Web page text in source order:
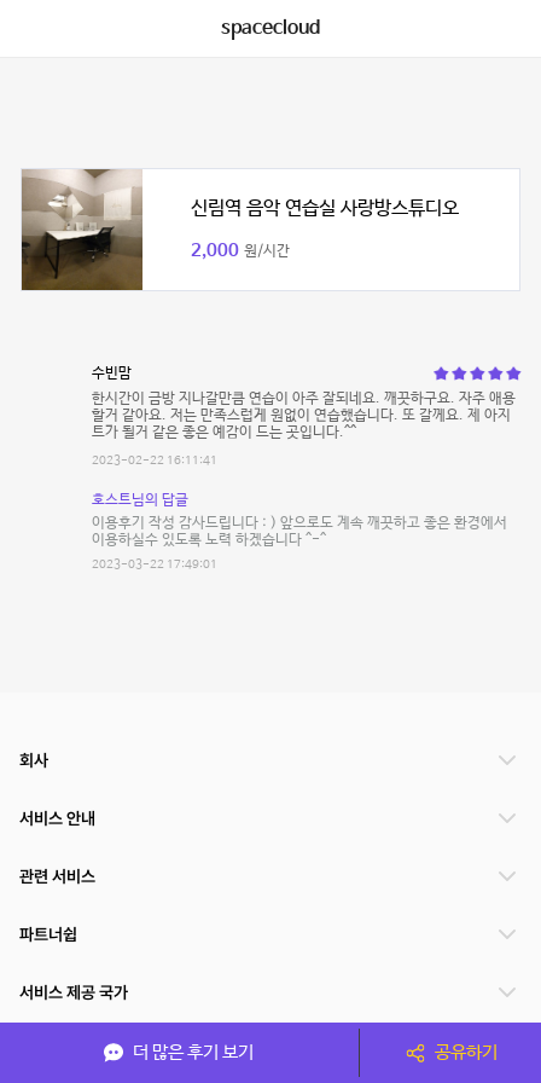
spacecloud
신림역 음악 연습실 사랑방스튜디오
2,000 원/시간
수빈맘
한시간이 금방 지나갈만큼 연습이 아주 잘되네요. 깨끗하구요. 자주 애용
할거 같아요. 저는 만족스럽게 원없이 연습했습니다. 또 갈께요. 제 아지
트가 될거 같은 좋은 예감이 드는 곳입니다.^^
2023-02-22 16:11:41
호스트님의 답글
이용후기 작성 감사드립니다 : ) 앞으로도 계속 깨끗하고 좋은 환경에서
이용하실수 있도록 노력 하겠습니다 ^-^
2023-03-22 17:49:01
더 많은 후기 보기 공유하기
회사
서비스 안내
관련 서비스
파트너쉽
서비스 제공 국가